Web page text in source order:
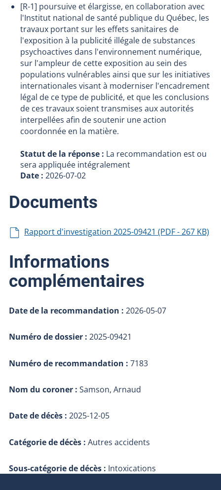
[R-1] poursuive et élargisse, en collaboration avec
l'Institut national de santé publique du Québec, les
travaux portant sur les effets sanitaires de
l'exposition à la publicité illégale de substances
psychoactives dans l'environnement numérique,
sur l'ampleur de cette exposition au sein des
populations vulnérables ainsi que sur les initiatives
internationales visant à moderniser l'encadrement
légal de ce type de publicité, et que les conclusions
de ces travaux soient transmises aux autorités
interpellées afin de soutenir une action
coordonnée en la matière.
Statut de la réponse : La recommandation est ou
sera appliquée intégralement
Date :2026-07-02
Documents
Rapport d'investigation 2025-09421 (PDF - 267 KB)
Informations
complémentaires
Date de la recommandation : 2026-05-07
Numéro de dossier : 2025-09421
Numéro de recommandation : 7183
Nom du coroner : Samson, Arnaud
Date de décès : 2025-12-05
Catégorie de décès : Autres accidents
Sous-catégorie de décès : Intoxications